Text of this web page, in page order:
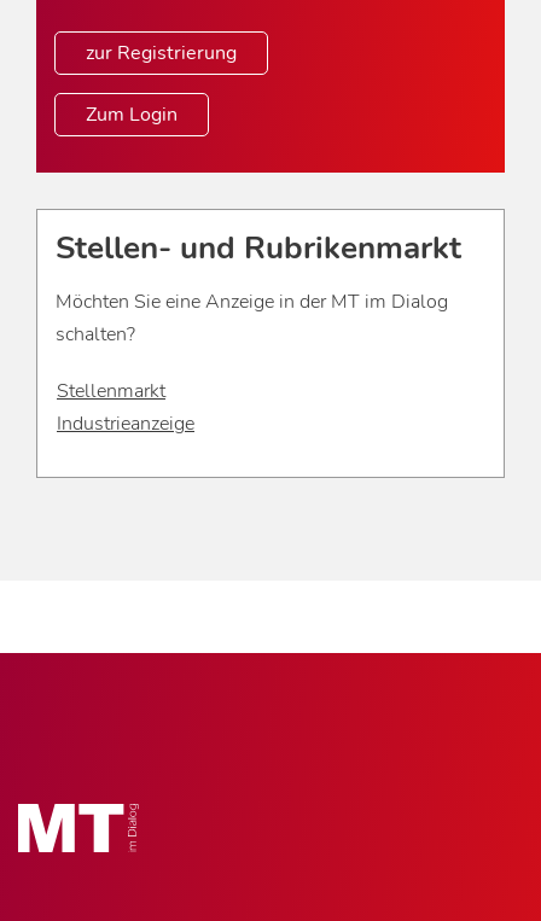
zur Registrierung
Zum Login
Stellen- und Rubrikenmarkt
Möchten Sie eine Anzeige in der MT im Dialog
schalten?
Stellenmarkt
Industrieanzeige